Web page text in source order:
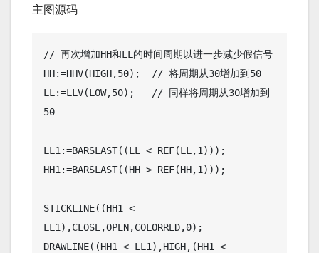
主图源码
// 再次增加HH和LL的时间周期以进一步减少假信号
HH:=HHV(HIGH,50);  // 将周期从30增加到50
LL:=LLV(LOW,50);   // 同样将周期从30增加到
50
LL1:=BARSLAST((LL < REF(LL,1)));
HH1:=BARSLAST((HH > REF(HH,1)));
STICKLINE((HH1 <
LL1),CLOSE,OPEN,COLORRED,0);
DRAWLINE((HH1 < LL1),HIGH,(HH1 <